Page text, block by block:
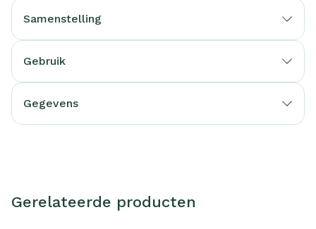
Samenstelling
Gebruik
Gegevens
Gerelateerde producten